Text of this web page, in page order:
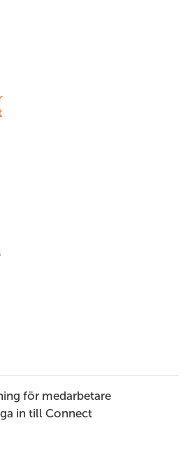
för medarbetare
in till Connect